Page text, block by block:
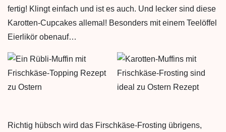
fertig! Klingt einfach und ist es auch. Und lecker sind diese
Karotten-Cupcakes allemal! Besonders mit einem Teelöffel
Eierlikör obenauf…
Richtig hübsch wird das Firschkäse-Frosting übrigens,